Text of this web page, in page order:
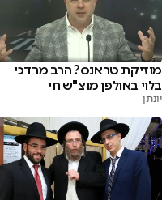
מוזיקת טראנס? הרב מרדכי
בלוי באולפן מוצ"ש חי
יונתן